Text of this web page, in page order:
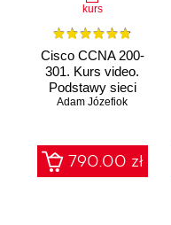
kurs
Cisco CCNA 200-
301. Kurs video.
Podstawy sieci
komputerowych i
Adam Józefiok
790.00 zł